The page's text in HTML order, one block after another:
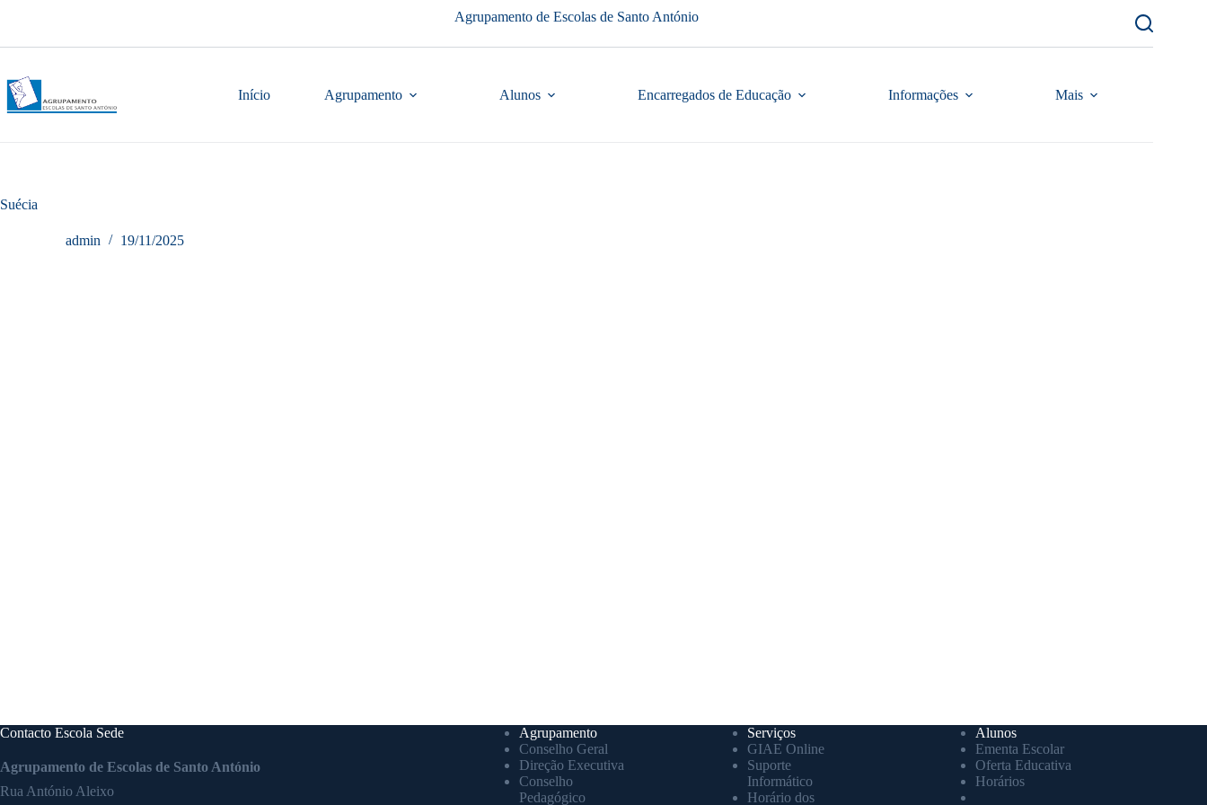
Agrupamento de Escolas de Santo António
Início Agrupamento Alunos Encarregados de Educação Informações Mais
Suécia
admin 19/11/2025
Contacto Escola Sede
Agrupamento de Escolas de Santo António
Rua António Aleixo
Agrupamento
Conselho Geral
Direção Executiva
Conselho
Pedagógico
Serviços
GIAE Online
Suporte
Informático
Horário dos
Alunos
Ementa Escolar
Oferta Educativa
Horários